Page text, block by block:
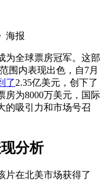
为全球票房冠军。这部
围内表现出色，自7月
了2.35亿美元，创下了
房为8000万美元，国际
的吸引力和市场号召
分析
片在北美市场获得了